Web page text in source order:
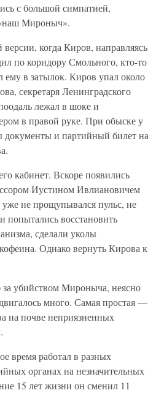
с большой симпатией,
Мироныч».
когда Киров, направляясь
по коридору Смольного, кто-то
в затылок. Киров упал около
секретаря Ленинградского
лежал в шоке и
в правой руке. При обыске у
и партийный билет на
кабинет. Вскоре появились
Иустином Ивлиановичем
не прощупывался пульс, не
попытались восстановить
сделали уколы
Однако вернуть Кирова к
за убийством Мироныча, неясно
много. Самая простая —
на почве неприязненных
время работал в разных
органах на незначительных
15 лет жизни он сменил 11